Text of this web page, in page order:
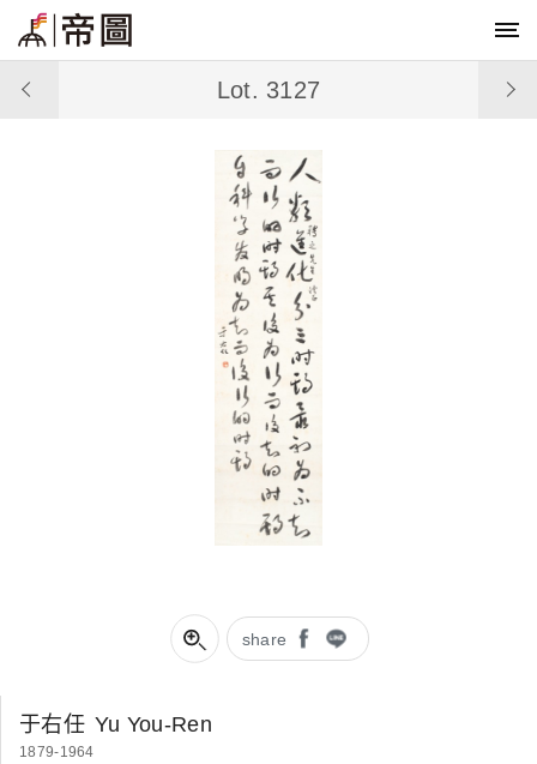
share
Lot. 3127
于右任 Yu You-Ren
1879-1964